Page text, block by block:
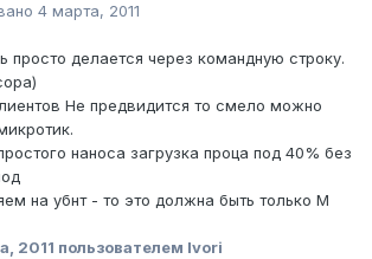
4 марта, 2011
просто делается через командную строку.
Не предвидится то смело можно
наноса загрузка проца под 40% без
на убнт - то это должна быть только М
2011 пользователем Ivori